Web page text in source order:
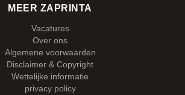
MEER ZAPRINTA
Vacatures
Over ons
Algemene voorwaarden
Disclaimer & Copyright
Wettelijke informatie
privacy policy